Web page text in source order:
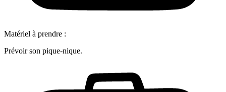
Matériel à prendre :
Prévoir son pique-nique.